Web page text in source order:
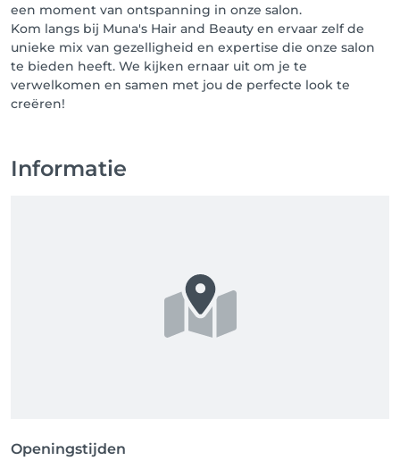
Dieren zijn NIET toegestaan in de salon!
Bedankt voor uw medewerking en begrip.
een moment van ontspanning in onze salon.
Kom langs bij Muna's Hair and Beauty en ervaar zelf de
unieke mix van gezelligheid en expertise die onze salon
te bieden heeft. We kijken ernaar uit om je te
verwelkomen en samen met jou de perfecte look te
Informatie
Openingstijden